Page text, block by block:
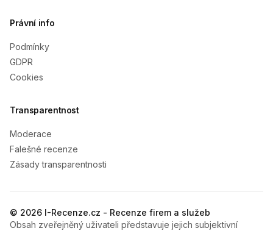
Právní info
Podmínky
GDPR
Cookies
Transparentnost
Moderace
Falešné recenze
Zásady transparentnosti
© 2026 I-Recenze.cz - Recenze firem a služeb
Obsah zveřejněný uživateli představuje jejich subjektivní